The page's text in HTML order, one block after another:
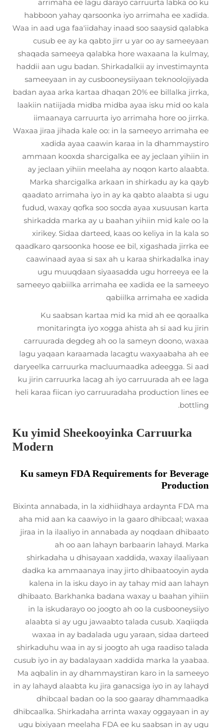
arrimaha ee lagu darayo carruurta labka oo ku
habboon yahay qarsoonka iyo arrimaha ee xadida.
Waa in aad uga faa'iidahay inaad soo saaysid qalabka
cusub ee ay ka qabto jirr u yar oo ay sameeyaan
shaqada sameeya qalabka hore waxaana la kulmay,
haddii aan ugu badan. Shirkadalkii ay investimaynta
sameeyaan in ay cusbooneysiiyaan teknoolojiyada
badan ayaa arka kartaa dhaqan 20% ee billalka jirrka,
laakiin natiijada midba midba ayaa isku mid oo kala
iimaanaya carruurta iyo arrimaha hore oo jirrka.
Waxaa jiraa jihada kale oo: in la sameeyo arrimaha ee
xadida ayaa caawin karaa in la dhammaystiro
ammaan kooxda sharcigalka ee ay jeclaan yihiin in
ay jeclaan yihiin meelaha ay noqon karto alaabta.
Marka sharcigalka arkaan in shirkadu ay ka qayb
qaadato arrimaha iyo in ay ka qabto alaabta si ugu
fudud, waxay qofka soo socda ayaa xusuusan karta
shirkadda marka ay u baahan yihiin mid kale oo la
xirikey. Sidaa darteed, kaas oo keliya in la kala so
qaadkaro qarsoonka hoose ee bil, xigashada jirrka ee
caawinaad ayaa si sax ah u karaa shirkadalka inay
ugu muuqdaan siyaasadda ugu horreeya ee la
sameeyo qabiilka arrimaha ee xadida ee la sameeyo
qabiilka arrimaha ee xadida
Ku saabsan kartaa mid ka mid ah ee qoraalka
monitaringta iyo xogga ahista ah si aad ku jirin
carruurada degdeg ah oo la sameyn doono, waxaa
lagu yaqaan karaamada lacagtu waxyaabaha ah ee
daryeelka carruurka macluumaadka adeegga. Si aad
ku jirin carruurka lacag ah iyo carruurada ah ee laga
heli karaa fiican iyo carruuradaha production lines ee
bottling.
Ku yimid Sheekooyinka Carruurka
Modern
Ku sameyn FDA Requirements for Beverage
Production
Bixinta annabada, in la xidhiidhaya ardaynta FDA ma
aha mid aan ka caawiyo in la gaaro dhibcaal; waxaa
jiraa in la ilaaliyo in annabada ay noqdaan dhibaato
ah oo aan lahayn barbaarin lahayd. Marka
shirkadaha u dhisayaan xaddida, waxay ilaaliyaan
dadka ka ammaanaya inay jirto dhibaatooyin ayda
kalena in la isku dayo in ay tahay mid aan lahayn
dhibaato. Barkhanka badana waxay u baahan yihiin
in la iskudarayo oo joogto ah oo la cusbooneysiiyo
alaabta si ay ugu jawaabto talada cusub. Xaqiiqda
waxaa in ay badalada ugu yaraan, sidaa darteed
shirkaduhu waa in ay si joogto ah uga raadiso talada
cusub iyo in ay badalayaan xaddida marka la yaabaa.
Ma aqbalin in ay dhammaystiran karo in la sameeyo
in ay lahayd alaabta ku jira ganacsiga iyo in ay lahayd
dhibcaal badan oo la soo gaaray dhammaadka
dhibcaalka. Shirkadaha arrinta waxay oggayaan in ay
ugu bixiyaan meelaha FDA ee ku saabsan in ay ugu